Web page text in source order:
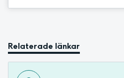
Relaterade länkar